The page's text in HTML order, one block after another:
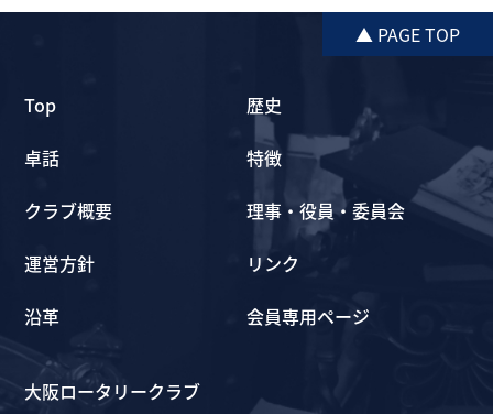
▲ PAGE TOP
Top
卓話
クラブ概要
運営方針
沿革
歴史
特徴
理事・役員・委員会
リンク
会員専用ページ
大阪ロータリークラブ